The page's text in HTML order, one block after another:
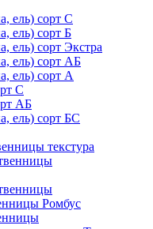
ель) сорт С
ель) сорт Б
ель) сорт Экстра
ель) сорт АБ
ель) сорт А
С
АБ
ель) сорт БС
текстура
Ромбус